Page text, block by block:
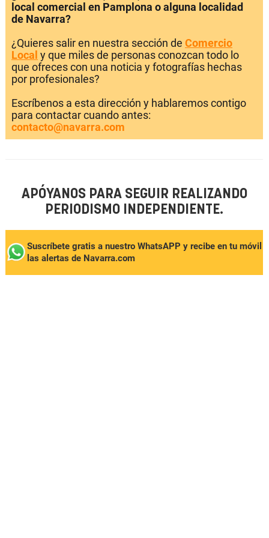
local comercial en Pamplona o alguna localidad
de Navarra?
¿Quieres salir en nuestra sección de Comercio
Local y que miles de personas conozcan todo lo
que ofreces con una noticia y fotografías hechas
por profesionales?
Escríbenos a esta dirección y hablaremos contigo
para contactar cuando antes:
contacto@navarra.com
APÓYANOS PARA SEGUIR REALIZANDO
PERIODISMO INDEPENDIENTE.
Suscríbete gratis a nuestro WhatsAPP y recibe en tu móvil
las alertas de Navarra.com